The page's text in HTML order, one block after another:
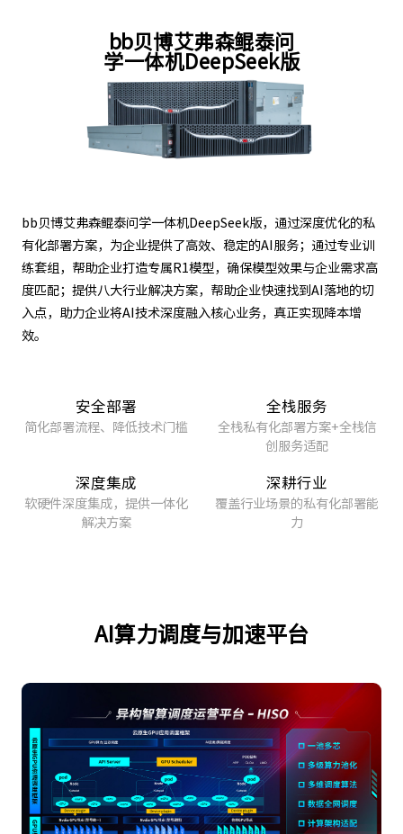
bb贝博艾弗森鲲泰问
学一体机DeepSeek版
bb贝博艾弗森鲲泰问学一体机DeepSeek版，通过深度优化的私
有化部署方案，为企业提供了高效、稳定的AI服务；通过专业训
练套组，帮助企业打造专属R1模型，确保模型效果与企业需求高
度匹配；提供八大行业解决方案，帮助企业快速找到AI落地的切
入点，助力企业将AI技术深度融入核心业务，真正实现降本增
效。
安全部署
简化部署流程、降低技术门槛
全栈服务
全栈私有化部署方案+全栈信
创服务适配
深度集成
软硬件深度集成，提供一体化
解决方案
深耕行业
覆盖行业场景的私有化部署能
力
AI算力调度与加速平台